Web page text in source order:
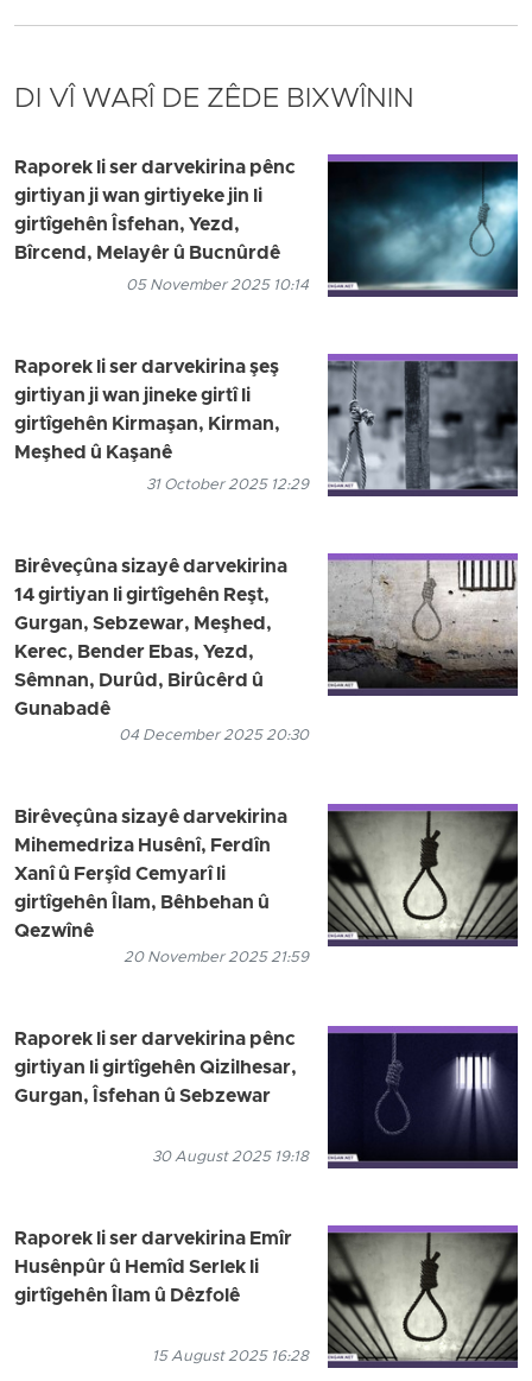
DI VÎ WARÎ DE ZÊDE BIXWÎNIN
Raporek li ser darvekirina pênc
girtiyan ji wan girtiyeke jin li
girtîgehên Îsfehan, Yezd,
Bîrcend, Melayêr û Bucnûrdê
05 November 2025 10:14
Raporek li ser darvekirina şeş
girtiyan ji wan jineke girtî li
girtîgehên Kirmaşan, Kirman,
Meşhed û Kaşanê
31 October 2025 12:29
Birêveçûna sizayê darvekirina
14 girtiyan li girtîgehên Reşt,
Gurgan, Sebzewar, Meşhed,
Kerec, Bender Ebas, Yezd,
Sêmnan, Durûd, Birûcêrd û
Gunabadê
04 December 2025 20:30
Birêveçûna sizayê darvekirina
Mihemedriza Husênî, Ferdîn
Xanî û Ferşîd Cemyarî li
girtîgehên Îlam, Bêhbehan û
Qezwînê
20 November 2025 21:59
Raporek li ser darvekirina pênc
girtiyan li girtîgehên Qizilhesar,
Gurgan, Îsfehan û Sebzewar
30 August 2025 19:18
Raporek li ser darvekirina Emîr
Husênpûr û Hemîd Serlek li
girtîgehên Îlam û Dêzfolê
15 August 2025 16:28